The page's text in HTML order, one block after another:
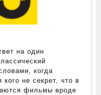
на один
когда
не секрет, что в
фильмы вроде